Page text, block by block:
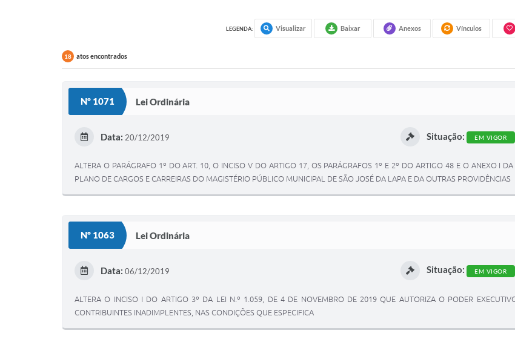
LEGENDA: Visualizar Baixar Anexos Vínculos
18 atos encontrados
Nº 1071 Lei Ordinária
Data: 20/12/2019 Situação: EM VIGOR
ALTERA O PARÁGRAFO 1º DO ART. 10, O INCISO V DO ARTIGO 17, OS PARÁGRAFOS 1º E 2º DO ARTIGO 48 E O ANEXO I
PLANO DE CARGOS E CARREIRAS DO MAGISTÉRIO PÚBLICO MUNICIPAL DE SÃO JOSÉ DA LAPA E DA OUTRAS PROVIDÊNCIAS
Nº 1063 Lei Ordinária
Data: 06/12/2019 Situação: EM VIGOR
ALTERA O INCISO I DO ARTIGO 3º DA LEI N.º 1.059, DE 4 DE NOVEMBRO DE 2019 QUE AUTORIZA O PODER
CONTRIBUINTES INADIMPLENTES, NAS CONDIÇÕES QUE ESPECIFICA